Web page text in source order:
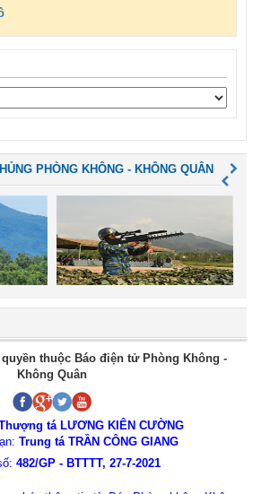
PHÒNG KHÔNG - KHÔNG QUÂN
thuộc Báo điện tử Phòng Không -
Không Quân
tá LƯƠNG KIÊN CƯỜNG
Trung tá TRẦN CÔNG GIANG
482/GP - BTTTT, 27-7-2021